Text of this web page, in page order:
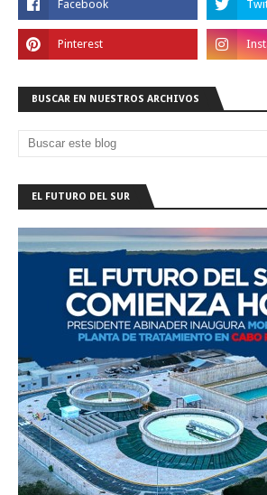
BUSCAR EN NUESTROS ARCHIVOS
EL FUTURO DEL SUR